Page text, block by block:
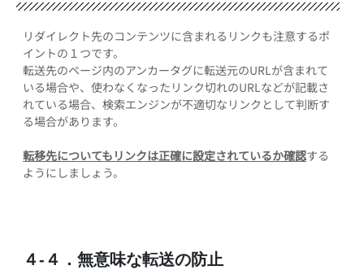
リダイレクト先のコンテンツに含まれるリンクも注意するポ
イントの１つです。
転送先のページ内のアンカータグに転送元のURLが含まれて
いる場合や、使わなくなったリンク切れのURLなどが記載さ
れている場合、検索エンジンが不適切なリンクとして判断す
る場合があります。
転移先についてもリンクは正確に設定されているか確認する
ようにしましょう。
４-４．無意味な転送の防止